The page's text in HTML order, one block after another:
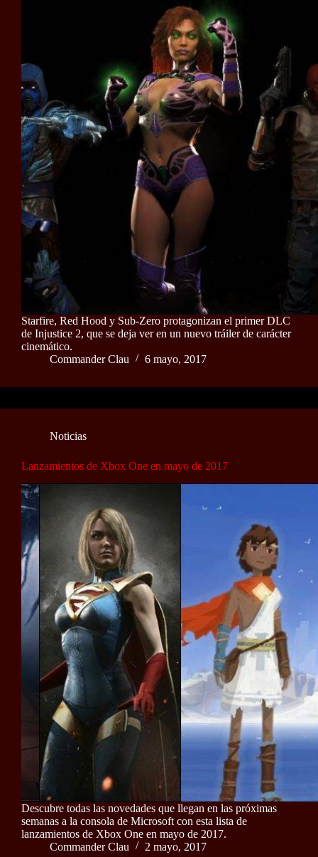
Starfire, Red Hood y Sub-Zero protagonizan el primer DLC
de Injustice 2, que se deja ver en un nuevo tráiler de carácter
cinemático.
Commander Clau
6 mayo, 2017
Noticias
Lanzamientos de Xbox One en mayo de 2017
Descubre todas las novedades que llegan en las próximas
semanas a la consola de Microsoft con esta lista de
lanzamientos de Xbox One en mayo de 2017.
Commander Clau
2 mayo, 2017